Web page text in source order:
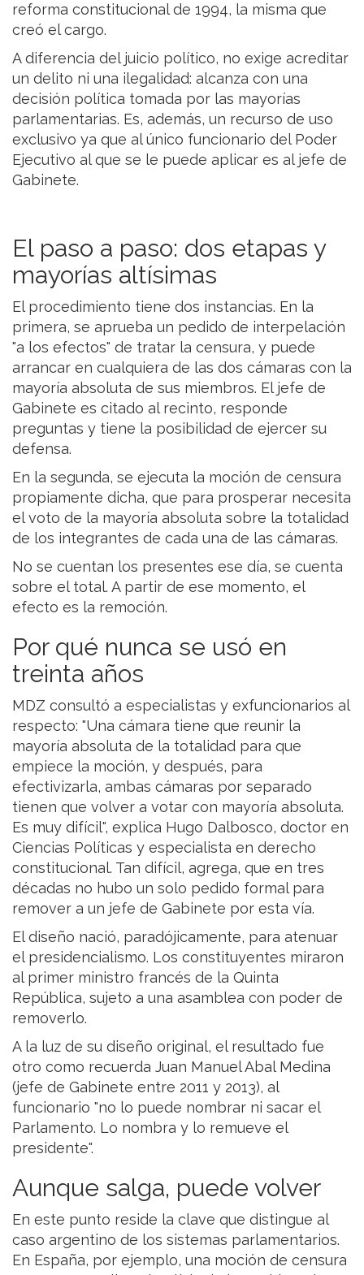
reforma constitucional de 1994, la misma que
creó el cargo.
A diferencia del juicio político, no exige acreditar
un delito ni una ilegalidad: alcanza con una
decisión política tomada por las mayorías
parlamentarias. Es, además, un recurso de uso
exclusivo ya que al único funcionario del Poder
Ejecutivo al que se le puede aplicar es al jefe de
Gabinete.
El paso a paso: dos etapas y
mayorías altísimas
El procedimiento tiene dos instancias. En la
primera, se aprueba un pedido de interpelación
"a los efectos" de tratar la censura, y puede
arrancar en cualquiera de las dos cámaras con la
mayoría absoluta de sus miembros. El jefe de
Gabinete es citado al recinto, responde
preguntas y tiene la posibilidad de ejercer su
defensa.
En la segunda, se ejecuta la moción de censura
propiamente dicha, que para prosperar necesita
el voto de la mayoría absoluta sobre la totalidad
de los integrantes de cada una de las cámaras.
No se cuentan los presentes ese día, se cuenta
sobre el total. A partir de ese momento, el
efecto es la remoción.
Por qué nunca se usó en
treinta años
MDZ consultó a especialistas y exfuncionarios al
respecto: "Una cámara tiene que reunir la
mayoría absoluta de la totalidad para que
empiece la moción, y después, para
efectivizarla, ambas cámaras por separado
tienen que volver a votar con mayoría absoluta.
Es muy difícil", explica Hugo Dalbosco, doctor en
Ciencias Políticas y especialista en derecho
constitucional. Tan difícil, agrega, que en tres
décadas no hubo un solo pedido formal para
remover a un jefe de Gabinete por esta vía.
El diseño nació, paradójicamente, para atenuar
el presidencialismo. Los constituyentes miraron
al primer ministro francés de la Quinta
República, sujeto a una asamblea con poder de
removerlo.
A la luz de su diseño original, el resultado fue
otro como recuerda Juan Manuel Abal Medina
(jefe de Gabinete entre 2011 y 2013), al
funcionario "no lo puede nombrar ni sacar el
Parlamento. Lo nombra y lo remueve el
presidente".
Aunque salga, puede volver
En este punto reside la clave que distingue al
caso argentino de los sistemas parlamentarios.
En España, por ejemplo, una moción de censura